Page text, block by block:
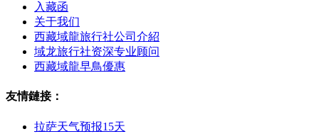
入藏函
关于我们
西藏域龍旅行社公司介紹
域龙旅行社资深专业顾问
西藏域龍早鳥優惠
友情鏈接：
拉萨天气预报15天